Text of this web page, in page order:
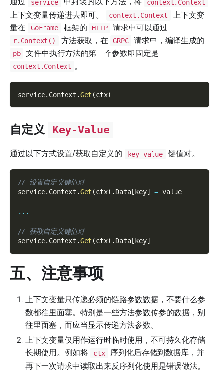
service context.Context
上下文变量传递进去即可。 context.Context
上下文变
量在
GoFrame 框架的 HTTP 请求中可以通过
r.Context() 方法获取，在 GRPC 请求中，编译生成的
pb 文件中执行方法的第一个参数即固定是
context.Context 。
service. Context .Get (ctx)
自定义 Key-Value
通过以下方式设置/获取自定义的 key-value 键值对。
// 设置自定义键值对
service. Context .Get (ctx) . Data [ key] = value
...
// 获取自定义键值对
service. Context .Get (ctx) . Data [ key]
五、注意事项
上下文变量只传递必须的链路参数数据，不要什么参
数都往里面塞。特别是一些方法参数传参的数据，别
往里面塞，而应当显示传递方法参数。
上下文变量仅用作运行时临时使用，不可持久化存储
长期使用。例如将
ctx
序列化后存储到数据库，并
再下一次请求中读取出来反序列化使用是错误做法。